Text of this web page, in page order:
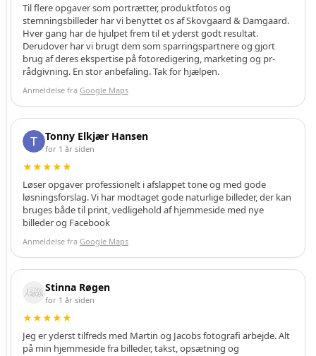
Til flere opgaver som portrætter, produktfotos og
stemningsbilleder har vi benyttet os af Skovgaard & Damgaard.
Hver gang har de hjulpet frem til et yderst godt resultat.
Derudover har vi brugt dem som sparringspartnere og gjort
brug af deres ekspertise på fotoredigering, marketing og pr-
rådgivning. En stor anbefaling. Tak for hjælpen.
Anmeldelse fra Google Maps
Tonny Elkjær Hansen
for 1 år siden
★★★★★
Løser opgaver professionelt i afslappet tone og med gode
løsningsforslag. Vi har modtaget gode naturlige billeder, der kan
bruges både til print, vedligehold af hjemmeside med nye
billeder og Facebook
Anmeldelse fra Google Maps
Stinna Røgen
for 1 år siden
★★★★★
Jeg er yderst tilfreds med Martin og Jacobs fotografi arbejde. Alt
på min hjemmeside fra billeder, takst, opsætning og
g
e
,
h
v
i
l
k
e
k
a
e
g
o
r
e
d
u
c